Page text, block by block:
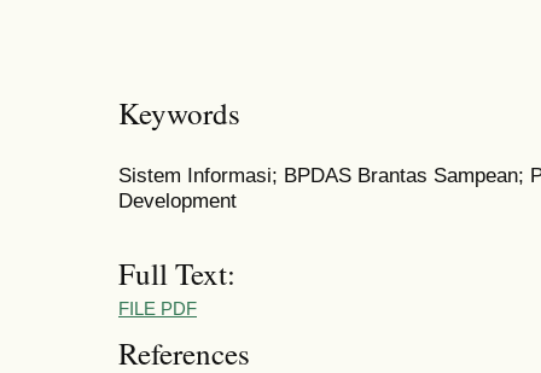
Keywords
Sistem Informasi; BPDAS Brantas Sampean;
Development
Full Text:
FILE PDF
References